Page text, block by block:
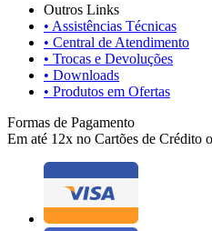
Outros Links
• Assistências Técnicas
• Central de Atendimento
• Trocas e Devoluções
• Downloads
• Produtos em Ofertas
Formas de Pagamento
Em até 12x no Cartões de Crédito